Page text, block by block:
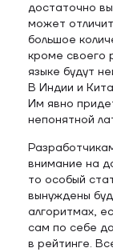
достаточно
может
большое
кроме своего
языке будут
В Индии и
Им явно
непонятной
внимание на
то особый
вынуждены
алгоритмах,
сам по себе
в рейтинге.